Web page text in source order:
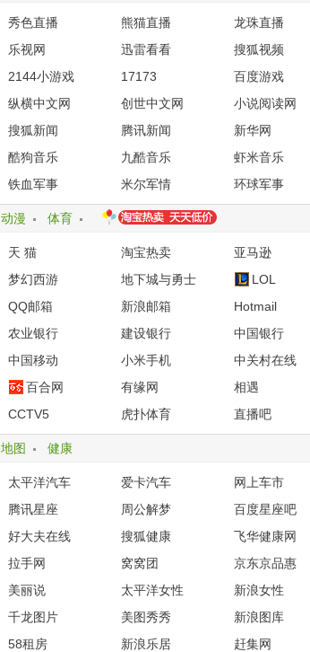
秀色直播 熊猫直播 龙珠直播
乐视网 迅雷看看 搜狐视频
2144小游戏 17173 百度游戏
纵横中文网 创世中文网 小说阅读网
搜狐新闻 腾讯新闻 新华网
酷狗音乐 九酷音乐 虾米音乐
铁血军事 米尔军情 环球军事
动漫 体育
天 猫 淘宝热卖 亚马逊
梦幻西游 地下城与勇士 LOL
QQ邮箱 新浪邮箱 Hotmail
农业银行 建设银行 中国银行
中国移动 小米手机 中关村在线
百合网 有缘网 相遇
CCTV5 虎扑体育 直播吧
地图 健康
太平洋汽车 爱卡汽车 网上车市
腾讯星座 周公解梦 百度星座吧
好大夫在线 搜狐健康 飞华健康网
拉手网 窝窝团 京东京品惠
美丽说 太平洋女性 新浪女性
千龙图片 美图秀秀 新浪图库
58租房 新浪乐居 赶集网